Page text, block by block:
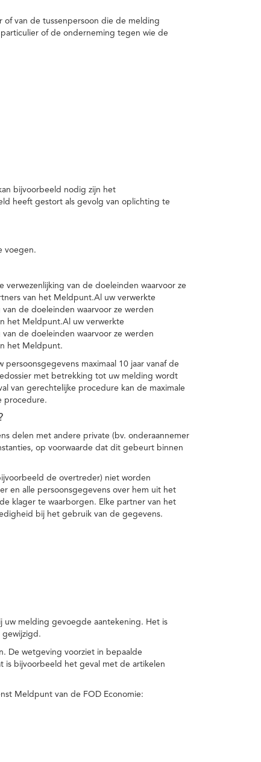
of van de tussenpersoon die de melding
of de onderneming tegen wie de
bijvoorbeeld nodig zijn het
heeft gestort als gevolg van oplichting te
voegen.
van de doeleinden waarvoor ze
van het Meldpunt.Al uw verwerkte
de doeleinden waarvoor ze werden
het Meldpunt.Al uw verwerkte
de doeleinden waarvoor ze werden
het Meldpunt.
maximaal 10 jaar vanaf de
met betrekking tot uw melding wordt
van gerechtelijke procedure kan de maximale
procedure.
delen met andere private (bv. onderaannemer
op voorwaarde dat dit gebeurt binnen
de overtreder) niet worden
en alle persoonsgegevens over hem uit het
klager te waarborgen. Elke partner van het
bij het gebruik van de gegevens.
melding gevoegde aantekening. Het is
gewijzigd.
De wetgeving voorziet in bepaalde
is bijvoorbeeld het geval met de artikelen
Meldpunt van de FOD Economie: